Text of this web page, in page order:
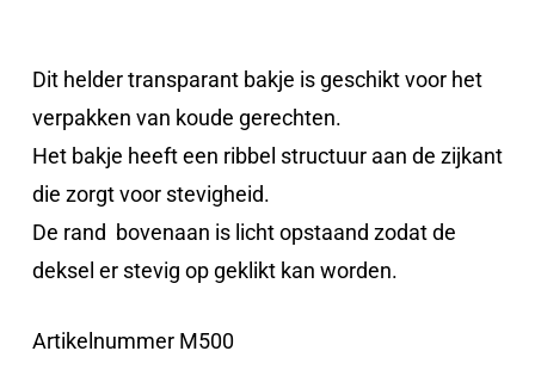
Dit helder transparant bakje is geschikt voor het
verpakken van koude gerechten.
Het bakje heeft een ribbel structuur aan de zijkant
die zorgt voor stevigheid.
De rand bovenaan is licht opstaand zodat de
deksel er stevig op geklikt kan worden.
Artikelnummer M500